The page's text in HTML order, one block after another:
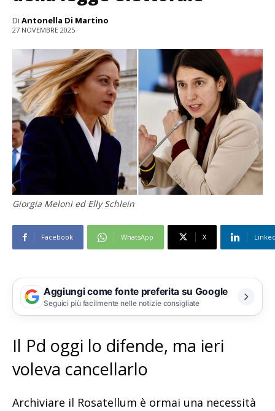
Di Antonella Di Martino
27 NOVEMBRE 2025
Giorgia Meloni ed Elly Schlein
Facebook WhatsApp X
Aggiungi come fonte preferita su Google
Seguici più facilmente nelle notizie consigliate
Il Pd oggi lo difende, ma ieri
voleva cancellarlo
Archiviare il Rosatellum è ormai una necessità